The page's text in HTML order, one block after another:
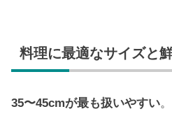
料理に最適なサイズと
35〜45cmが最も扱いやすい